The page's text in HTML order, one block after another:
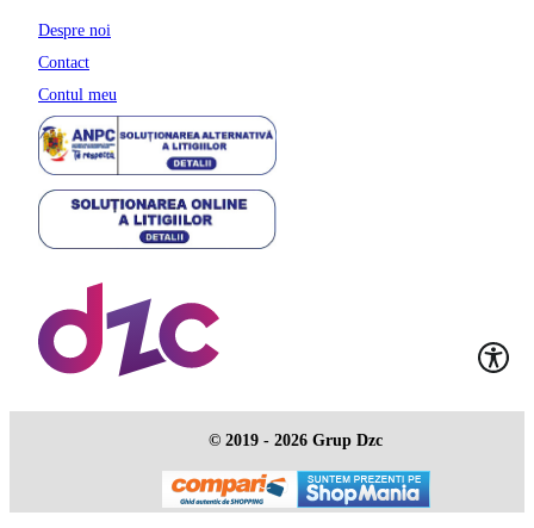
Despre noi
Contact
Contul meu
© 2019 - 2026 Grup Dzc